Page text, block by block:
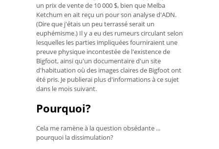
un prix de vente de 10 000 $, bien que Melba
Ketchum en ait reçu un pour son analyse d'ADN.
(Dire que j'étais un peu terrassé serait un
euphémisme.) Il y a eu des rumeurs circulant selon
lesquelles les parties impliquées fourniraient une
preuve physique incontestée de l'existence de
Bigfoot, ainsi qu'un documentaire d'un site
d'habituation où des images claires de Bigfoot ont
été pris. Je publierai plus d'informations à ce sujet
dans le mois suivant.
Pourquoi?
Cela me ramène à la question obsédante ...
pourquoi la dissimulation?